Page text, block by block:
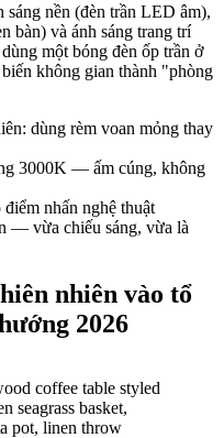
sáng nền (đèn trần LED âm),
bàn) và ánh sáng trang trí
một bóng đèn ốp trần ở
không gian thành "phòng
dùng rèm voan mỏng thay
3000K — ấm cúng, không
nhấn nghệ thuật
— vừa chiếu sáng, vừa là
nhiên vào tổ
2026